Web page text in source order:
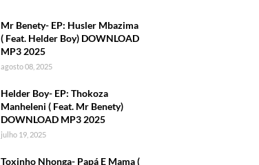
Mr Benety- EP: Husler Mbazima
( Feat. Helder Boy) DOWNLOAD
MP3 2025
agosto 08, 2025
Helder Boy- EP: Thokoza
Manheleni ( Feat. Mr Benety)
DOWNLOAD MP3 2025
julho 19, 2025
Toxinho Nhonga- Papá E Mama (